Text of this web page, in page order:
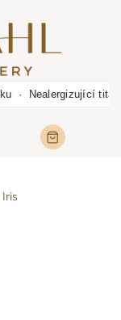
· Nealergizující